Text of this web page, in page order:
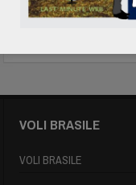
VOLI BRASILE
VOLI BRASILE